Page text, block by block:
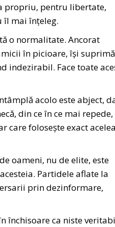
propriu, pentru libertate,
îl mai înțeleg.
o normalitate. Ancorat
în picioare, își suprimă
indezirabil. Face toate
acolo este abject,
din ce în ce mai repede,
folosește exact
oameni, nu de elite, este
Partidele aflate la
prin dezinformare,
închisoare ca niste